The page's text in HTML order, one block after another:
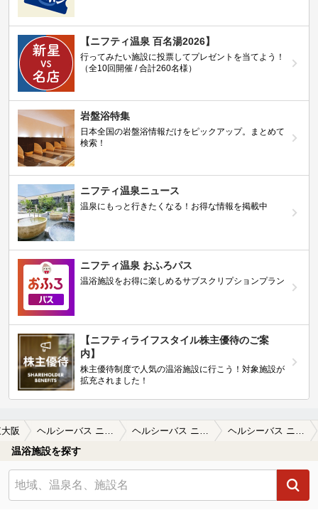
【ニフティ温泉 百名湯2026】
行ってみたい施設に投票してプレゼントを当てよう！
（全10回開催 / 合計260名様）
岩盤浴特集
日本全国の岩盤浴情報だけをピックアップ。まとめて
検索！
ニフティ温泉ニュース
温泉にもっと行きたくなる！お得な情報を掲載中
ニフティ温泉 おふろパス
温浴施設をお得に楽しめるサブスクリプションプラン
【ニフティライフスタイル株主優待のご案
内】
株主優待制度で人気の温浴施設に行こう！対象施設が
拡充されました！
阪 ヘルシーバス ニューSAKAE ヘルシーバス ニューSAKAEの口コミ一覧 ヘルシーバス ニューSAKAEの口コミ 参考情報
温浴施設を探す